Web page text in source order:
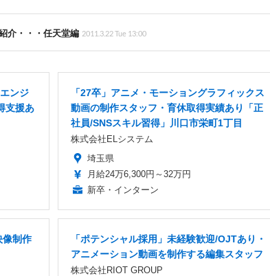
介・・・任天堂編 2011.3.22 Tue 13:00
ンジ
支援あ
「27卒」アニメ・モーショングラフィックス
動画の制作スタッフ・育休取得実績あり「正
社員/SNSスキル習得」川口市栄町1丁目
株式会社ELシステム
埼玉県
月給24万6,300円～32万円
新卒・インターン
像制作
「ポテンシャル採用」未経験歓迎/OJTあり・
アニメーション動画を制作する編集スタッフ
株式会社RIOT GROUP